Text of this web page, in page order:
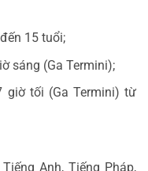
15 tuổi;
sáng (Ga Termini);
giờ tối (Ga Termini) từ
Anh, Tiếng Pháp,